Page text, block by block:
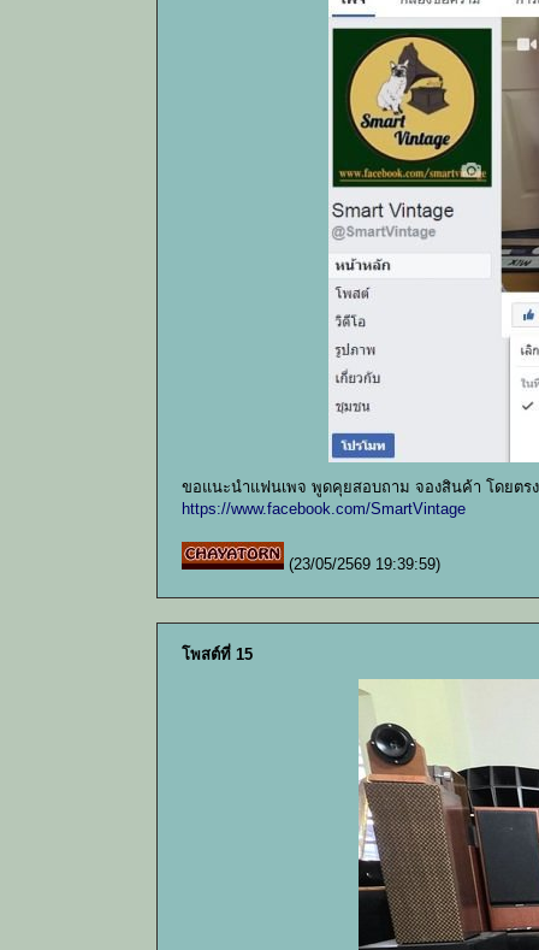
ขอแนะนำแฟนเพจ พูดคุยสอบถาม จองสินค้า โดยตร
https://www.facebook.com/SmartVintage
(23/05/2569 19:39:59)
โพสต์ที่ 15